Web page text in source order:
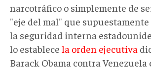
narcotráfico o simplemente de
"eje del mal" que
la seguridad interna
lo establece la orden ejecutiva
Barack Obama contra Venezuela